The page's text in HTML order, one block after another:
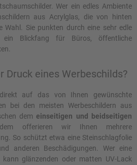
Wer ein edles Ambiente
die von hinten
eine sehr edle
Druck eines Werbeschilds?
auf das von Ihnen gewünschte
bei den meisten Werbeschildern aus
dem einseitigen und beidseitigen
offerieren wir Ihnen mehrere
etwa eine Steinschlagfolie
Wer eine
UV-Lack